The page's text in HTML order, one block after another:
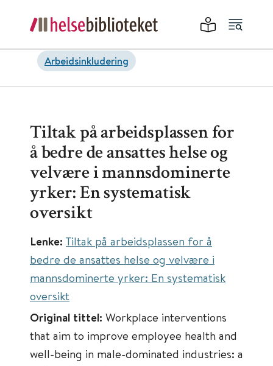
Arbeidsinkludering
Tiltak på arbeidsplassen for
å bedre de ansattes helse og
velvære i mannsdominerte
yrker: En systematisk
oversikt
Lenke: Tiltak på arbeidsplassen for å
bedre de ansattes helse og velvære i
mannsdominerte yrker: En systematisk
oversikt
Original tittel: Workplace interventions
that aim to improve employee health and
well-being in male-dominated industries: a